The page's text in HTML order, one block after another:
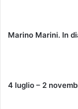
Marino Marini. In
4 luglio – 2